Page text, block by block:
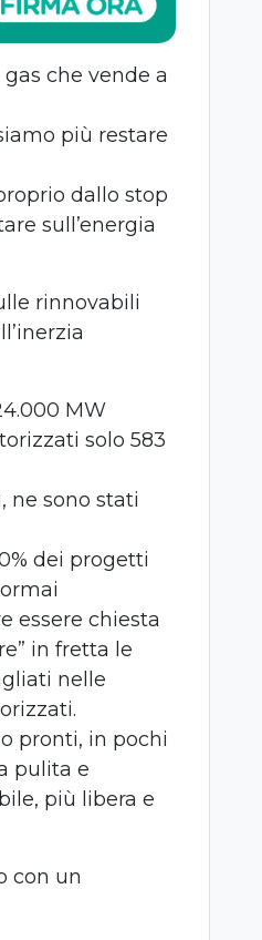
che vende a
più restare
dallo stop
sull’energia
rinnovabili
MW
solo 583
ne sono stati
dei progetti
essere chiesta
in fretta le
nelle
pronti, in pochi
pulita e
più libera e
con un